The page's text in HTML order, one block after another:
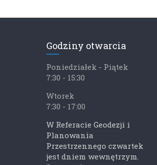
Godziny otwarcia
Poniedziałek - Piątek
7:30 - 15:30
Wtorek
7:30 - 17:00
W Referacie Geodezji i
Planowania
Przestrzennego czwartek
jest dniem wewnętrzym.